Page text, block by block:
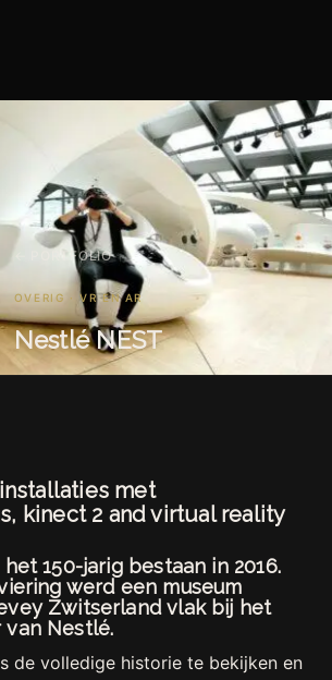
← PORTFOLIO
OVERIG · VR EN AR
Nestlé NEST
met
kinect 2 and virtual reality
150-jarig bestaan in 2016.
werd een museum
Zwitserland vlak bij het
Nestlé.
de volledige historie te bekijken en